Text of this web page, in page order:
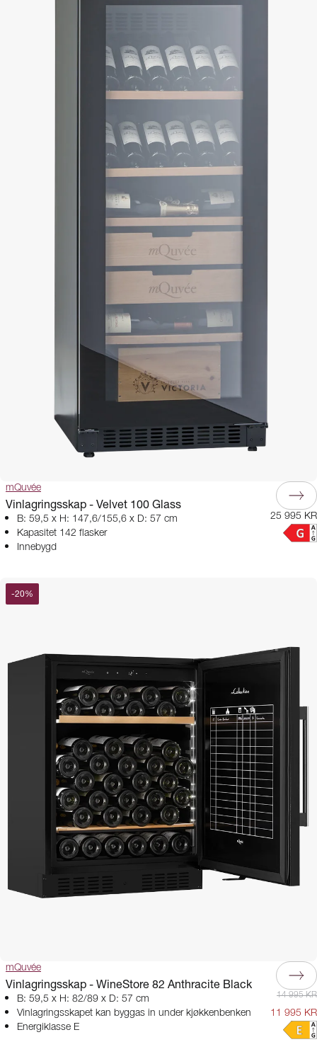
mQuvée
Vinlagringsskap - Velvet 100 Glass
B: 59,5 x H: 147,6/155,6 x D: 57 cm
Kapasitet 142 flasker
Innebygd
25 995 KR
-20%
mQuvée
Vinlagringsskap - WineStore 82 Anthracite Black
B: 59,5 x H: 82/89 x D: 57 cm
Vinlagringsskapet kan byggas in under kjøkkenbenken
Energiklasse E
14 995 KR
11 995 KR